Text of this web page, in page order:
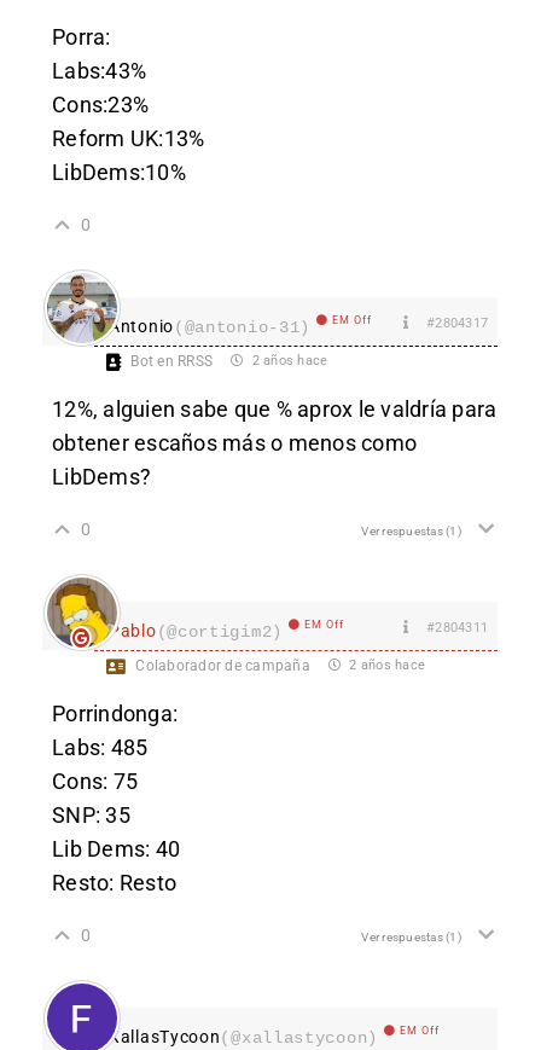
Porra:
Labs:43%
Cons:23%
Reform UK:13%
LibDems:10%
0
Antonio(@antonio-31) EM Off #2804317
Bot en RRSS 2 años hace
12%, alguien sabe que % aprox le valdría para
obtener escaños más o menos como
LibDems?
0 Ver respuestas(1)
Pablo(@cortigim2) EM Off #2804311
Colaborador de campaña 2 años hace
Porrindonga:
Labs: 485
Cons: 75
SNP: 35
Lib Dems: 40
Resto: Resto
0 Ver respuestas(1)
XallasTycoon(@xallastycoon) EM Off